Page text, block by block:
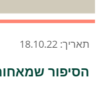
תאריך: 18.10.22
הסיפור